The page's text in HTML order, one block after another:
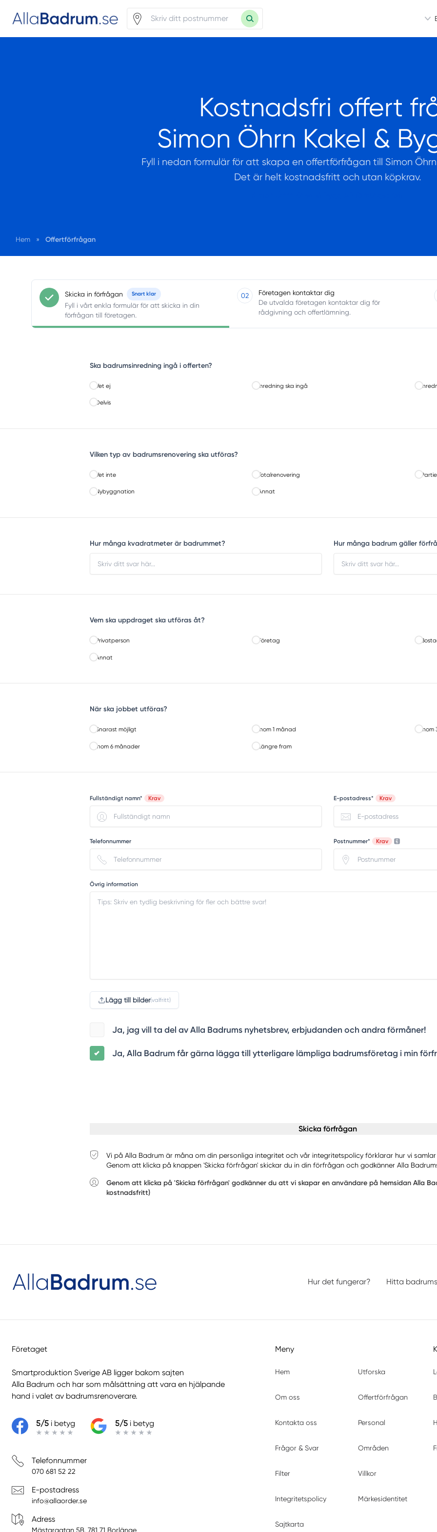
Kostnadsfri offert
Simon Öhrn Kakel &
Fyll i nedan formulär för att skapa en offertförfrågan till Simon Öhrn
Det är helt kostnadsfritt och utan köpkrav.
Hem » Offertförfrågan
Skicka in förfrågan Snart klar
Fyll i vårt enkla formulär för att skicka in din
förfrågan till företagen.
02
Företagen kontaktar dig
De utvalda företagen kontaktar dig för
rådgivning och offertlämning.
Ska badrumsinredning ingå i offerten?
Vet ej Inredning ska ingå
Delvis
Vilken typ av badrumsrenovering ska utföras?
Vet inte Totalrenovering
Nybyggnation Annat
Hur många kvadratmeter är badrummet? Hur många badrum gäller
Vem ska uppdraget ska utföras åt?
Privatperson Företag
Annat
När ska jobbet utföras?
Snarast möjligt Inom 1 månad Inom
Inom 6 månader Längre fram
Fullständigt namn* Krav E-postadress* Krav
Telefonnummer Postnummer* Krav
Övrig information
Lägg till bilder(valfritt)
Ja, jag vill ta del av Alla Badrums nyhetsbrev, erbjudanden och andra förmåner!
Ja, Alla Badrum får gärna lägga till ytterligare lämpliga badrumsföretag i min
Skicka förfrågan
Vi på Alla Badrum är måna om din personliga integritet och vår integritetspolicy förklarar hur vi
Genom att klicka på knappen 'Skicka förfrågan' skickar du in din förfrågan och godkänner Alla
Genom att klicka på 'Skicka förfrågan' godkänner du att vi skapar en användare på hemsidan Alla
kostnadsfritt)
Hur det fungerar? Hitta
Företaget
Smartproduktion Sverige AB ligger bakom sajten
Alla Badrum och har som målsättning att vara en hjälpande
hand i valet av badrumsrenoverare.
5/5 i betyg 5/5 i betyg
Telefonnummer
070 681 52 22
E-postadress
info@allaorder.se
Adress
Mästargatan 5B, 781 71 Borlänge
Meny
Hem Utforska
Om oss Offertförfrågan
Kontakta oss Personal
Frågor & Svar Områden
Filter Villkor
Integritetspolicy Märkesidentitet
Sajtkarta